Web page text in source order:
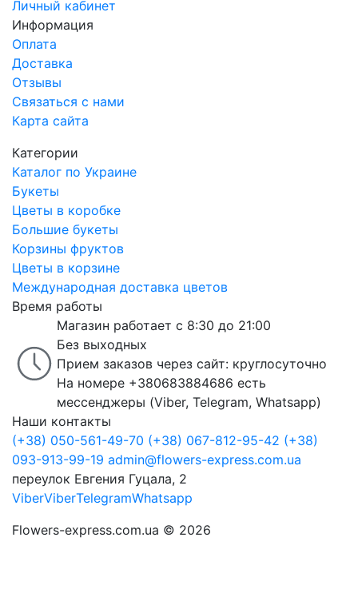
Личный кабинет
Информация
Оплата
Доставка
Отзывы
Связаться с нами
Карта сайта
Категории
Каталог по Украине
Букеты
Цветы в коробке
Большие букеты
Корзины фруктов
Цветы в корзине
Международная доставка цветов
Время работы
Магазин работает с 8:30 до 21:00
Без выходных
Прием заказов через сайт: круглосуточно
На номере +380683884686 есть
мессенджеры (Viber, Telegram, Whatsapp)
Наши контакты
(+38) 050-561-49-70 (+38) 067-812-95-42 (+38)
093-913-99-19 admin@flowers-express.com.ua
переулок Евгения Гуцала, 2
ViberViberTelegramWhatsapp
Flowers-express.com.ua © 2026